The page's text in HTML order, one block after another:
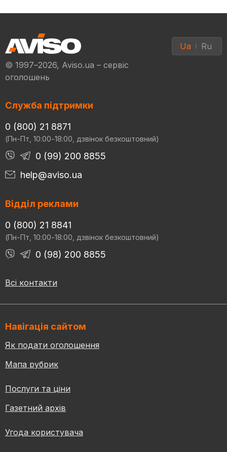
© 1997–2026, Aviso.ua – сервіс
оголошень
Ua Ru
Служба підтримки
0 (800) 21 8871
(Пн-Пт, 10:00-18:00, дзвінок безкоштовний)
0 (99) 200 8855
help@aviso.ua
Відділ реклами
0 (800) 21 8841
(Пн-Пт, 10:00-18:00, дзвінок безкоштовний)
0 (98) 200 8855
Всі контакти
Навігація сайтом
Як подати оголошення
Мапа рубрик
Послуги та ціни
Газетний архів
Угода користувача